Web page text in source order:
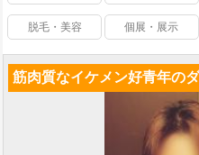
脱毛・美容 個展・展示
筋肉質なイケメン好青年の